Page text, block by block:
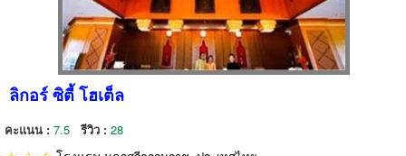
ลิกอร์ ซิตี้ โฮเต็ล
คะแนน : 7.5 รีวิว : 28